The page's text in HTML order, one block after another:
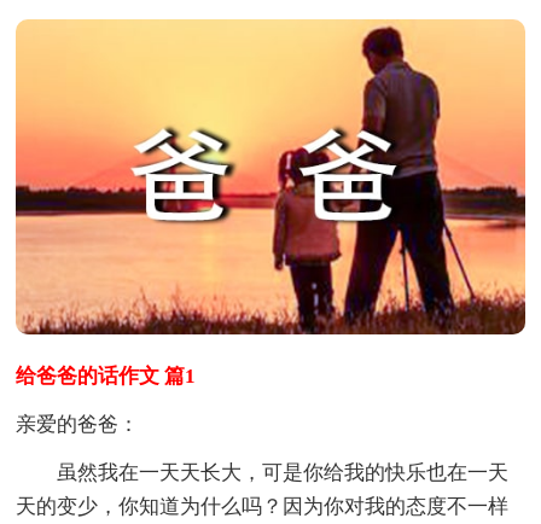
给爸爸的话作文 篇1
亲爱的爸爸：
虽然我在一天天长大，可是你给我的快乐也在一天
天的变少，你知道为什么吗？因为你对我的态度不一样